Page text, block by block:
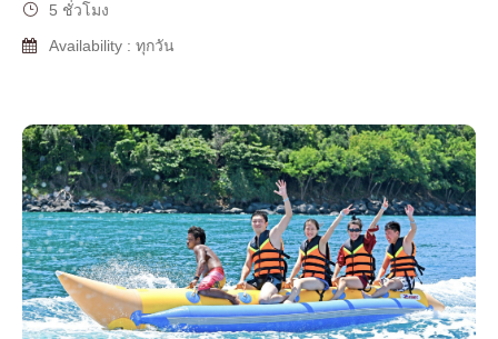
5 ชั่วโมง
Availability : ทุกวัน